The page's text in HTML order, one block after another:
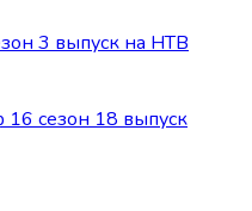
3 выпуск на НТВ
сезон 18 выпуск